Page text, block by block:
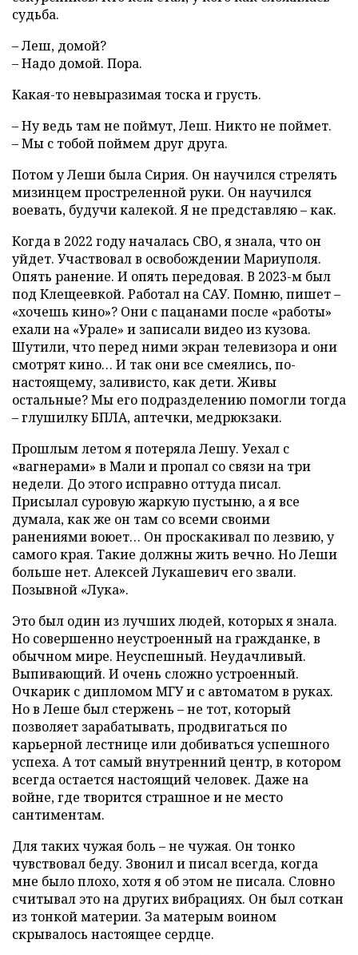
судьба.
– Леш, домой?
– Надо домой. Пора.
Какая-то невыразимая тоска и грусть.
– Ну ведь там не поймут, Леш. Никто не поймет.
– Мы с тобой поймем друг друга.
Потом у Леши была Сирия. Он научился стрелять
мизинцем простреленной руки. Он научился
воевать, будучи калекой. Я не представляю – как.
Когда в 2022 году началась СВО, я знала, что он
уйдет. Участвовал в освобождении Мариуполя.
Опять ранение. И опять передовая. В 2023-м был
под Клещеевкой. Работал на САУ. Помню, пишет –
«хочешь кино»? Они с пацанами после «работы»
ехали на «Урале» и записали видео из кузова.
Шутили, что перед ними экран телевизора и они
смотрят кино… И так они все смеялись, по-
настоящему, заливисто, как дети. Живы
остальные? Мы его подразделению помогли тогда
– глушилку БПЛА, аптечки, медрюкзаки.
Прошлым летом я потеряла Лешу. Уехал с
«вагнерами» в Мали и пропал со связи на три
недели. До этого исправно оттуда писал.
Присылал суровую жаркую пустыню, а я все
думала, как же он там со всеми своими
ранениями воюет… Он проскакивал по лезвию, у
самого края. Такие должны жить вечно. Но Леши
больше нет. Алексей Лукашевич его звали.
Позывной «Лука».
Это был один из лучших людей, которых я знала.
Но совершенно неустроенный на гражданке, в
обычном мире. Неуспешный. Неудачливый.
Выпивающий. И очень сложно устроенный.
Очкарик с дипломом МГУ и с автоматом в руках.
Но в Леше был стержень – не тот, который
позволяет зарабатывать, продвигаться по
карьерной лестнице или добиваться успешного
успеха. А тот самый внутренний центр, в котором
всегда остается настоящий человек. Даже на
войне, где творится страшное и не место
сантиментам.
Для таких чужая боль – не чужая. Он тонко
чувствовал беду. Звонил и писал всегда, когда
мне было плохо, хотя я об этом не писала. Словно
считывал это на других вибрациях. Он был соткан
из тонкой материи. За матерым воином
скрывалось настоящее сердце.